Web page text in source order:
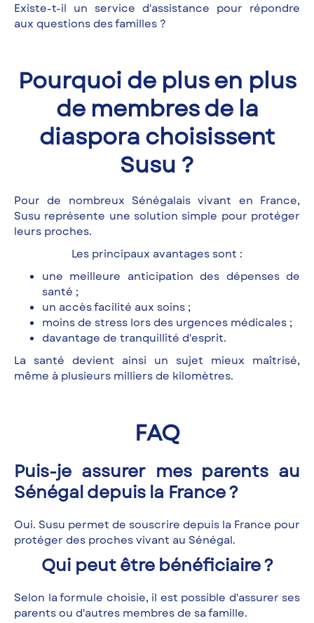
Existe-t-il un service d'assistance pour répondre
aux questions des familles ?
Pourquoi de plus en plus
de membres de la
diaspora choisissent
Susu ?
Pour de nombreux Sénégalais vivant en France,
Susu représente une solution simple pour protéger
leurs proches.
Les principaux avantages sont :
une meilleure anticipation des dépenses de
santé ;
un accès facilité aux soins ;
moins de stress lors des urgences médicales ;
davantage de tranquillité d'esprit.
La santé devient ainsi un sujet mieux maîtrisé,
même à plusieurs milliers de kilomètres.
FAQ
Puis-je assurer mes parents au
Sénégal depuis la France ?
Oui. Susu permet de souscrire depuis la France pour
protéger des proches vivant au Sénégal.
Qui peut être bénéficiaire ?
Selon la formule choisie, il est possible d'assurer ses
parents ou d'autres membres de sa famille.